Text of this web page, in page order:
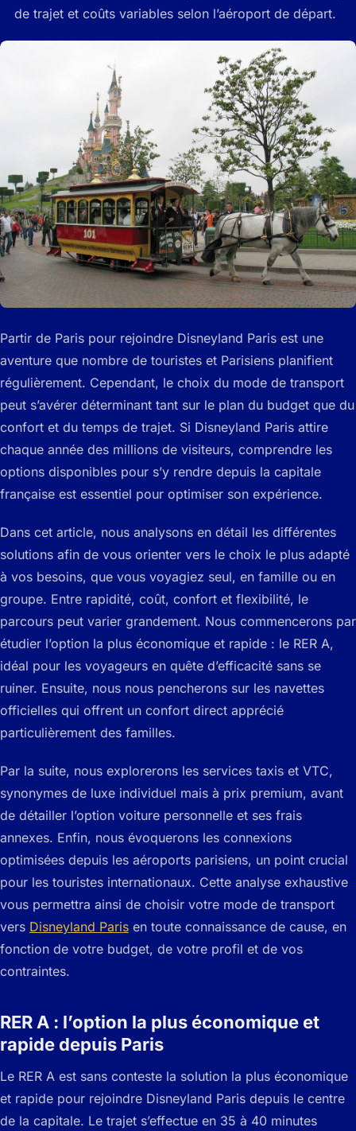
de trajet et coûts variables selon l’aéroport de départ.
Partir de Paris pour rejoindre Disneyland Paris est une
aventure que nombre de touristes et Parisiens planifient
régulièrement. Cependant, le choix du mode de transport
peut s’avérer déterminant tant sur le plan du budget que du
confort et du temps de trajet. Si Disneyland Paris attire
chaque année des millions de visiteurs, comprendre les
options disponibles pour s’y rendre depuis la capitale
française est essentiel pour optimiser son expérience.
Dans cet article, nous analysons en détail les différentes
solutions afin de vous orienter vers le choix le plus adapté
à vos besoins, que vous voyagiez seul, en famille ou en
groupe. Entre rapidité, coût, confort et flexibilité, le
parcours peut varier grandement. Nous commencerons par
étudier l’option la plus économique et rapide : le RER A,
idéal pour les voyageurs en quête d’efficacité sans se
ruiner. Ensuite, nous nous pencherons sur les navettes
officielles qui offrent un confort direct apprécié
particulièrement des familles.
Par la suite, nous explorerons les services taxis et VTC,
synonymes de luxe individuel mais à prix premium, avant
de détailler l’option voiture personnelle et ses frais
annexes. Enfin, nous évoquerons les connexions
optimisées depuis les aéroports parisiens, un point crucial
pour les touristes internationaux. Cette analyse exhaustive
vous permettra ainsi de choisir votre mode de transport
vers Disneyland Paris en toute connaissance de cause, en
fonction de votre budget, de votre profil et de vos
contraintes.
RER A : l’option la plus économique et
rapide depuis Paris
Le RER A est sans conteste la solution la plus économique
et rapide pour rejoindre Disneyland Paris depuis le centre
de la capitale. Le trajet s’effectue en 35 à 40 minutes